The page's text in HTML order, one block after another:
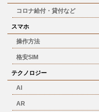
コロナ給付・貸付など
スマホ
操作方法
格安SIM
テクノロジー
AI
AR